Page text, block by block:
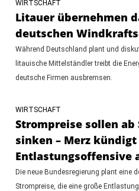
WIRTSCHAFT
Litauer übernehmen
deutschen
Während Deutschland plant und
litauische Mittelständler treibt die
deutsche Firmen ausbremsen.
WIRTSCHAFT
Strompreise sollen
sinken – Merz kündigt
Entlastungsoffensive
Die neue Bundesregierung plant eine
Strompreise, die eine große